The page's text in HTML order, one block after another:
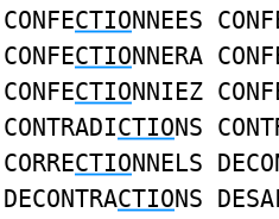
CONFECTIONNEES
CONFECTIONNERA
CONFECTIONNIEZ
CONTRADICTIONS
CORRECTIONNELS
DECONTRACTIONS